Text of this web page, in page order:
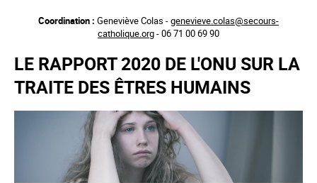
principal
Coordination : Geneviève Colas -genevieve.colas@secours-
catholique.org- 06 71 00 69 90
LE RAPPORT 2020 DE L'ONU SUR LA
TRAITE DES ÊTRES HUMAINS